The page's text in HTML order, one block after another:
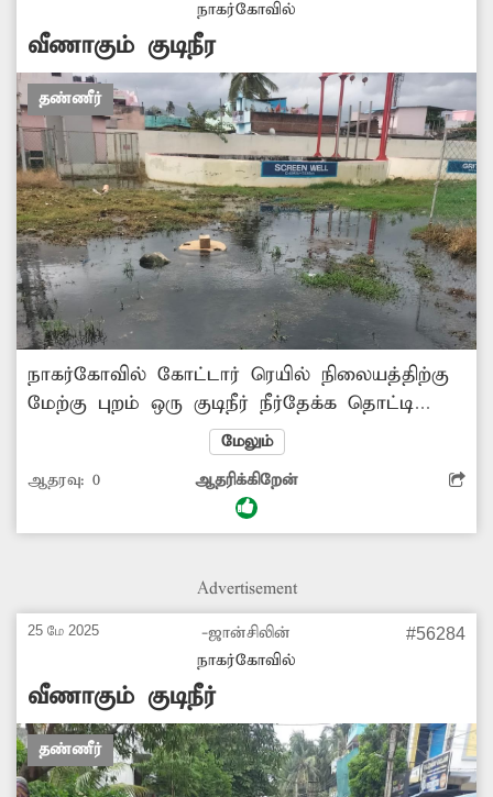
தள்ளப்பட்டுள்ளனர். எனவே, பொதுமக்கள்
நலன்கருதி சீரான முறையிலும், குழாய்களில்
வேகமாக குடிநீர் வரும் வகையில்...
நாகர்கோவில்
வீணாகும் குடிநீர
தண்ணீர்
நாகர்கோவில் கோட்டார் ரெயில் நிலையத்திற்கு
மேற்கு புறம் ஒரு குடிநீர் நீர்தேக்க தொட்டி
அமைந்துள்ளது. இந்த தொட்டியில் இருந்து
குடிநீர் வெளியேறி அருகில் உள்ள கழிவுநீர்
ஓடையில் கலக்கிறது. எனவே, சம்பந்தப்பட்ட
அதிகாரிகள் நடவடிக்கை எடுத்து வீணாக
எடுக்க வேண்டும். -சூர்யா, புதூர்.
மேலும்
ஆதரவு: 0 ஆதரிக்கிறேன்
Advertisement
25 மே 2025
-ஜான்சிலின்
நாகர்கோவில்
#56284
வீணாகும் குடிநீர்
தண்ணீர்